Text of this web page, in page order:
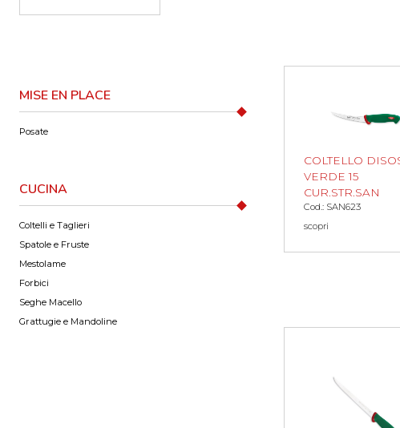
MISE EN PLACE
Posate
CUCINA
Coltelli e Taglieri
Spatole e Fruste
Mestolame
Forbici
Seghe Macello
Grattugie e Mandoline
COLTELLO
VERDE 15
CUR.STR.SAN
Cod.: SAN623
scopri